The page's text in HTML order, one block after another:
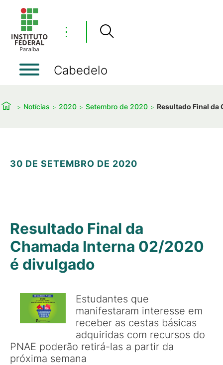
⋮
Cabedelo
Notícias 2020 Setembro de 2020 Resultado Final
30 DE SETEMBRO DE 2020
Resultado Final da
Chamada Interna 02/2020
é divulgado
Estudantes que
manifestaram interesse em
receber as cestas básicas
adquiridas com recursos do
PNAE poderão retirá-las a partir da
próxima semana